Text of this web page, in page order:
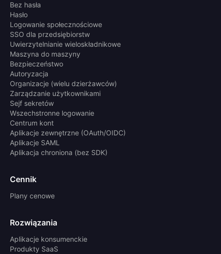
Bez hasła
Hasło
Logowanie społecznościowe
SSO dla przedsiębiorstw
Uwierzytelnianie wieloskładnikowe
Maszyna do maszyny
Bezpieczeństwo
Autoryzacja
Organizacje (wielu dzierżawców)
Zarządzanie użytkownikami
Sejf sekretów
Wszechstronne logowanie
Centrum kont
Aplikacje zewnętrzne (OAuth/OIDC)
Aplikacje SAML
Aplikacja chroniona (bez SDK)
Cennik
Plany cenowe
Rozwiązania
Aplikacje konsumenckie
Produkty SaaS